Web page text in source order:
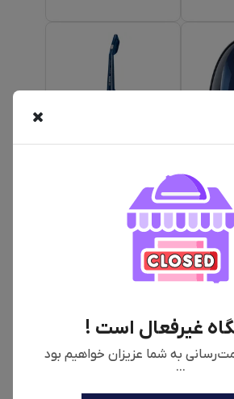
غیرفعال است !
به شما عزیزان خواهیم بود
...
تومان
جارو شارژی بوش مدل
BCHF2MX20